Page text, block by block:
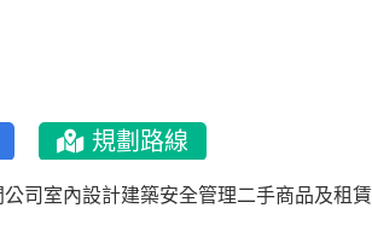
規劃路線
司 室內設計建築安全管理二手商品及租賃